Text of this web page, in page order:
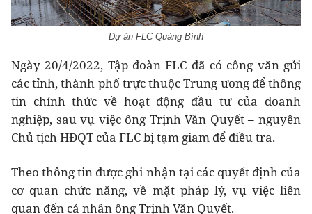
Dự án FLC Quảng Bình
Ngày 20/4/2022, Tập đoàn FLC đã có công văn gửi
các tỉnh, thành phố trực thuộc Trung ương để thông
tin chính thức về hoạt động đầu tư của doanh
nghiệp, sau vụ việc ông Trịnh Văn Quyết – nguyên
Chủ tịch HĐQT của FLC bị tạm giam để điều tra.
Theo thông tin được ghi nhận tại các quyết định của
cơ quan chức năng, về mặt pháp lý, vụ việc liên
quan đến cá nhân ông Trịnh Văn Quyết.